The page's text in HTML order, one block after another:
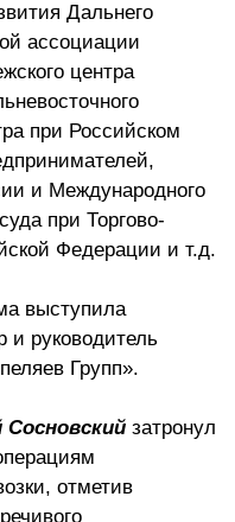
Дальнего
ассоциации
центра
при Российском
и Международного
при Торгово-
Федерации и т.д.
выступила
и руководитель
Групп».
Сосновский затронул
отметив